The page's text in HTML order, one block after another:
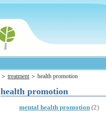
treatment health promotion
health promotion
mental health promotion (2)